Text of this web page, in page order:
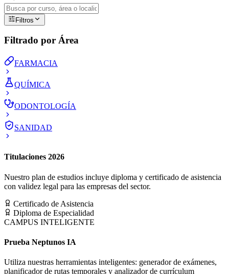
Filtros
Filtrado por Área
FARMACIA
QUÍMICA
ODONTOLOGÍA
SANIDAD
Titulaciones 2026
Nuestro plan de estudios incluye diploma y certificado de asistencia
con validez legal para las empresas del sector.
Certificado de Asistencia
Diploma de Especialidad
CAMPUS INTELIGENTE
Prueba Neptunos IA
Utiliza nuestras herramientas inteligentes: generador de exámenes,
planificador de rutas temporales y analizador de currículum